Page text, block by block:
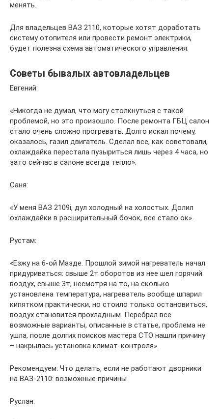
менять.
Для владельцев ВАЗ 2110, которые хотят доработать
систему отопителя или провести ремонт электрики,
будет полезна схема автоматического управления.
Советы бывалых автовладельцев
Евгений:
«Никогда не думал, что могу столкнуться с такой
проблемой, но это произошло. После ремонта ГБЦ салон
стало очень сложно прогревать. Долго искал почему,
оказалось, газил двигатель. Сделал все, как советовали,
охлаждайка перестала пузыриться лишь через 4 часа, но
зато сейчас в салоне всегда тепло».
Саня:
«У меня ВАЗ 2109i, дул холодный на холостых. Долил
охлаждайки в расширительный бочок, все стало ок».
Рустам:
«Езжу на 6-ой Мазде. Прошлой зимой нагреватель начал
придуриваться: свыше 2т оборотов из нее шел горячий
воздух, свыше 3т, несмотря на то, на сколько
установлена температура, нагреватель вообще шпарил
кипятком практически, но стоило только остановиться,
воздух становится прохладным. Перебрал все
возможные варианты, описанные в статье, проблема не
ушла, после долгих поисков мастера СТО нашли причину
– накрылась установка климат-контроля».
Рекомендуем: Что делать, если не работают дворники
на ВАЗ-2110: возможные причины
Руслан: